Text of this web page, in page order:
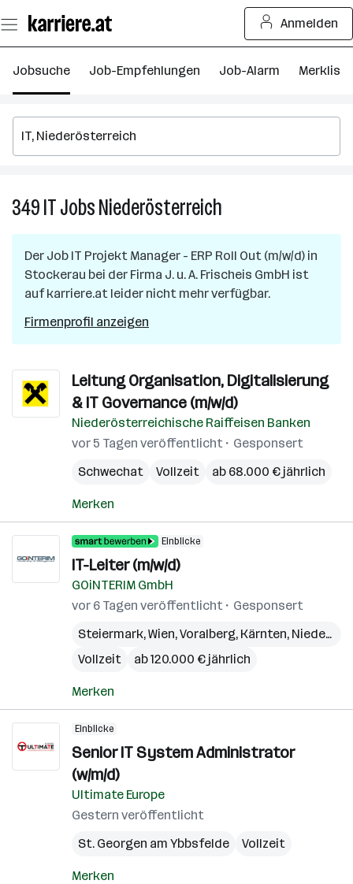
Seiteninhalt
springen
Anmelden
Jobsuche Job-Empfehlungen Job-Alarm Merkliste
349ITJobsNiederösterreich
in
Niederösterreich
Der Job IT Projekt Manager - ERP Roll Out (m/w/d) in
Stockerau bei der Firma J. u. A. Frischeis GmbH ist
auf karriere.at leider nicht mehr verfügbar.
Firmenprofil anzeigen
Leitung Organisation, Digitalisierung
& IT Governance (m/w/d)
Niederösterreichische Raiffeisen Banken
vor 5 Tagen veröffentlicht
Gesponsert
Schwechat
Vollzeit ab 68.000 € jährlich
Merken
Einblicke
IT-Leiter (m/w/d)
GOiNTERIM GmbH
vor 6 Tagen veröffentlicht
Gesponsert
Steiermark,Wien,Voralberg, Kärnten, Niederösterreich
Vollzeit
ab 120.000 € jährlich
Merken
Einblicke
Senior IT System Administrator
(w/m/d)
Ultimate Europe
Gestern veröffentlicht
St. Georgen am Ybbsfelde
Vollzeit
Merken